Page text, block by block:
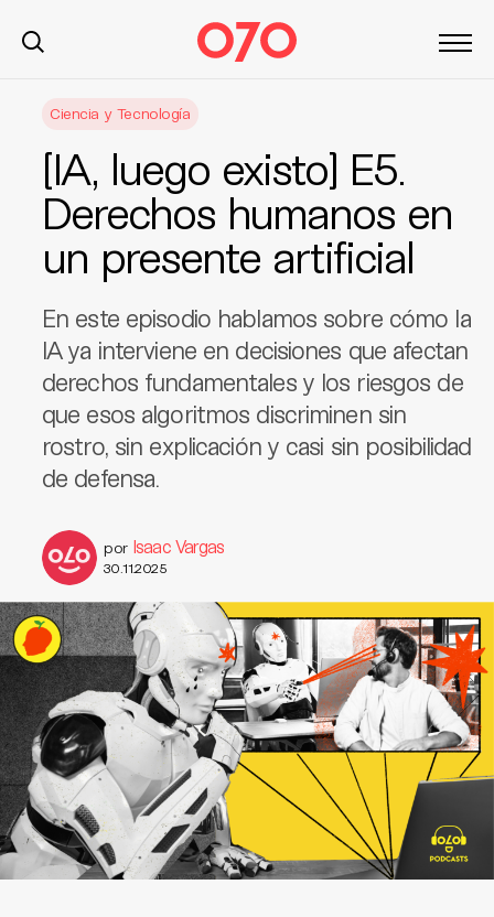
Ciencia y Tecnología
[IA, luego existo] E5.
Derechos humanos en
un presente artificial
En este episodio hablamos sobre cómo la
IA ya interviene en decisiones que afectan
derechos fundamentales y los riesgos de
que esos algoritmos discriminen sin
rostro, sin explicación y casi sin posibilidad
de defensa.
por Isaac Vargas
30.11.2025